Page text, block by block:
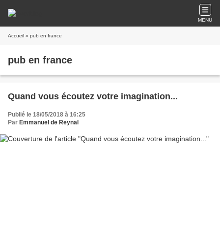
MENU
Accueil » pub en france
pub en france
Quand vous écoutez votre imagination...
Publié le 18/05/2018 à 16:25
Par Emmanuel de Reynal